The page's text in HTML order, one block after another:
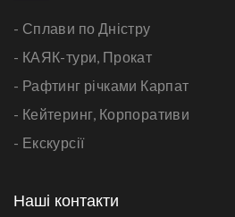
- Сплави по Дністру
- КАЯК-тури, Прокат
- Рафтинг річками Карпат
- Кейтеринг, Корпоративи
- Екскурсії
Наші контакти